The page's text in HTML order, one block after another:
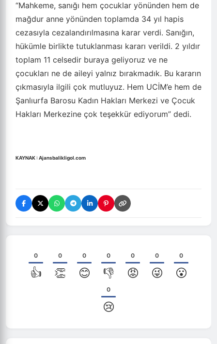
“Mahkeme, sanığı hem çocuklar yönünden hem de
mağdur anne yönünden toplamda 34 yıl hapis
cezasıyla cezalandırılmasına karar verdi. Sanığın,
hükümle birlikte tutuklanması kararı verildi. 2 yıldır
toplam 11 celsedir buraya geliyoruz ve ne
çocukları ne de aileyi yalnız bırakmadık. Bu kararın
çıkmasıyla ilgili çok mutluyuz. Hem UCİM’e hem de
Şanlıurfa Barosu Kadın Hakları Merkezi ve Çocuk
Hakları Merkezine çok teşekkür ediyorum” dedi.
KAYNAK :Ajansbalikligol.com
0
👍
0
👏
0
😊
0
👎
0
😡
0
😜
0
😮
0
😢